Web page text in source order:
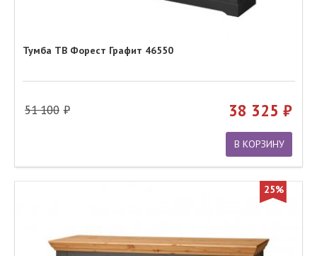
Тумба ТВ Форест Графит 46550
51 100 38 325
В КОРЗИНУ
25%